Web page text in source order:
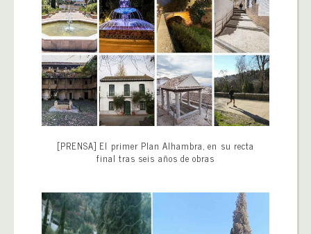
[PRENSA] El primer Plan Alhambra, en su recta
final tras seis años de obras